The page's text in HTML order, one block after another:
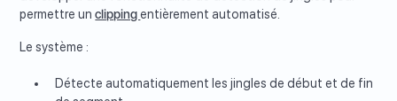
permettre unclippingentièrement automatisé.
Le système :
Détecte automatiquement les jingles de début et de fin